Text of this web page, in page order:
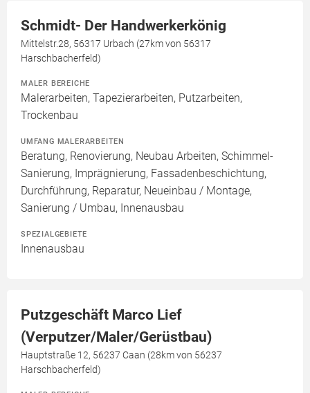
Schmidt- Der Handwerkerkönig
Mittelstr.28, 56317 Urbach (27km von 56317
Harschbacherfeld)
MALER BEREICHE
Malerarbeiten, Tapezierarbeiten, Putzarbeiten,
Trockenbau
UMFANG MALERARBEITEN
Beratung, Renovierung, Neubau Arbeiten, Schimmel-
Sanierung, Imprägnierung, Fassadenbeschichtung,
Durchführung, Reparatur, Neueinbau / Montage,
Sanierung / Umbau, Innenausbau
SPEZIALGEBIETE
Innenausbau
Putzgeschäft Marco Lief
(Verputzer/Maler/Gerüstbau)
Hauptstraße 12, 56237 Caan (28km von 56237
Harschbacherfeld)